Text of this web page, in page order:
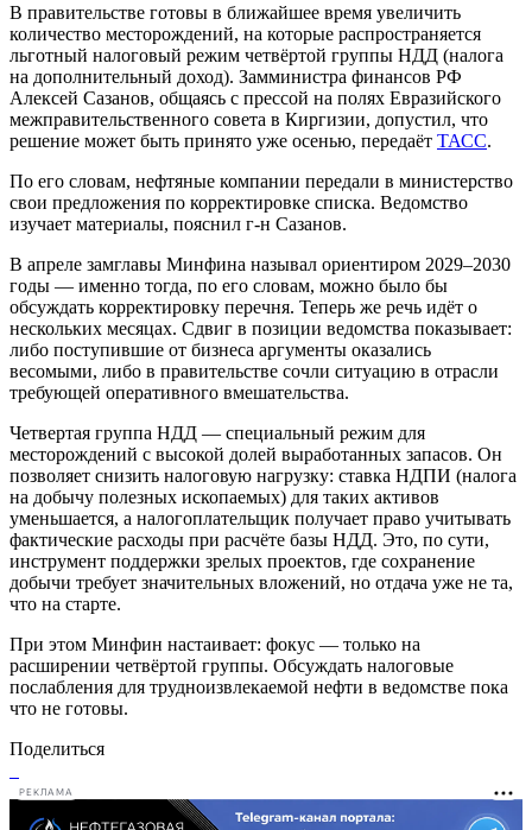
В правительстве готовы в ближайшее время увеличить
количество месторождений, на которые распространяется
льготный налоговый режим четвёртой группы НДД (налога
на дополнительный доход). Замминистра финансов РФ
Алексей Сазанов, общаясь с прессой на полях Евразийского
межправительственного совета в Киргизии, допустил, что
решение может быть принято уже осенью, передаёт ТАСС.
По его словам, нефтяные компании передали в министерство
свои предложения по корректировке списка. Ведомство
изучает материалы, пояснил г-н Сазанов.
В апреле замглавы Минфина называл ориентиром 2029–2030
годы — именно тогда, по его словам, можно было бы
обсуждать корректировку перечня. Теперь же речь идёт о
нескольких месяцах. Сдвиг в позиции ведомства показывает:
либо поступившие от бизнеса аргументы оказались
весомыми, либо в правительстве сочли ситуацию в отрасли
требующей оперативного вмешательства.
Четвертая группа НДД — специальный режим для
месторождений с высокой долей выработанных запасов. Он
позволяет снизить налоговую нагрузку: ставка НДПИ (налога
на добычу полезных ископаемых) для таких активов
уменьшается, а налогоплательщик получает право учитывать
фактические расходы при расчёте базы НДД. Это, по сути,
инструмент поддержки зрелых проектов, где сохранение
добычи требует значительных вложений, но отдача уже не та,
что на старте.
При этом Минфин настаивает: фокус — только на
расширении четвёртой группы. Обсуждать налоговые
послабления для трудноизвлекаемой нефти в ведомстве пока
что не готовы.
Поделиться
РЕКЛАМА